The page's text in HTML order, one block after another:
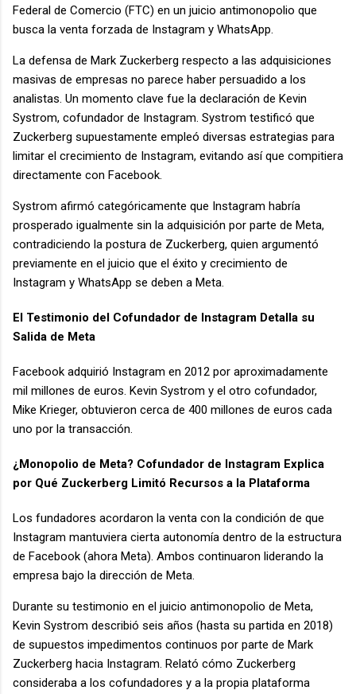
Federal de Comercio (FTC) en un juicio antimonopolio que
busca la venta forzada de Instagram y WhatsApp.
La defensa de Mark Zuckerberg respecto a las adquisiciones
masivas de empresas no parece haber persuadido a los
analistas. Un momento clave fue la declaración de Kevin
Systrom, cofundador de Instagram. Systrom testificó que
Zuckerberg supuestamente empleó diversas estrategias para
limitar el crecimiento de Instagram, evitando así que compitiera
directamente con Facebook.
Systrom afirmó categóricamente que Instagram habría
prosperado igualmente sin la adquisición por parte de Meta,
contradiciendo la postura de Zuckerberg, quien argumentó
previamente en el juicio que el éxito y crecimiento de
Instagram y WhatsApp se deben a Meta.
El Testimonio del Cofundador de Instagram Detalla su
Salida de Meta
Facebook adquirió Instagram en 2012 por aproximadamente
mil millones de euros. Kevin Systrom y el otro cofundador,
Mike Krieger, obtuvieron cerca de 400 millones de euros cada
uno por la transacción.
¿Monopolio de Meta? Cofundador de Instagram Explica
por Qué Zuckerberg Limitó Recursos a la Plataforma
Los fundadores acordaron la venta con la condición de que
Instagram mantuviera cierta autonomía dentro de la estructura
de Facebook (ahora Meta). Ambos continuaron liderando la
empresa bajo la dirección de Meta.
Durante su testimonio en el juicio antimonopolio de Meta,
Kevin Systrom describió seis años (hasta su partida en 2018)
de supuestos impedimentos continuos por parte de Mark
Zuckerberg hacia Instagram. Relató cómo Zuckerberg
consideraba a los cofundadores y a la propia plataforma